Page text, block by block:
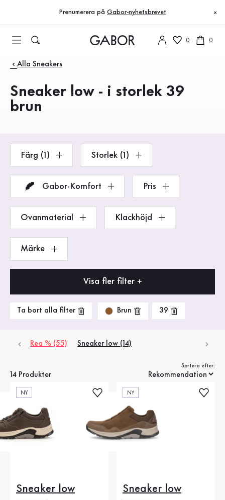
Till innehållsförteckning
Till huvudnavigation
Prenumerera på Gabor-nyhetsbrevet ×
0 0
Produkter
Alla Sneakers
Sneaker low - i storlek 39
brun
Färg (1) Storlek (1)
Gabor-Komfort Pris
Ovanmaterial Klackhöjd
Märke
Visa fler filter +
Ta bort alla filter Brun 39
Rea % (55) Sneaker low (14)
14 Produkter
Sortera efter:
NY
Sneaker low
NY
Sneaker low